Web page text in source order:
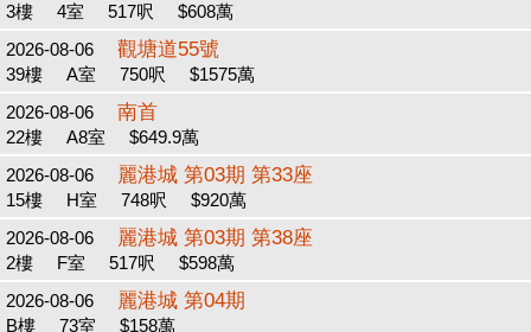
3樓 4室 517呎
$608萬
2026-08-06
觀塘道55號
39樓 A室 750呎
$1575萬
2026-08-06
南首
22樓 A8室
$649.9萬
2026-08-06
麗港城 第03期 第33座
15樓 H室 748呎
$920萬
2026-08-06
麗港城 第03期 第38座
2樓 F室 517呎
$598萬
2026-08-06
麗港城 第04期
B樓 73室 $158萬